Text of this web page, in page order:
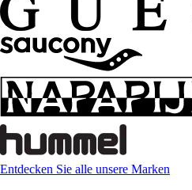
Entdecken Sie alle unsere Marken